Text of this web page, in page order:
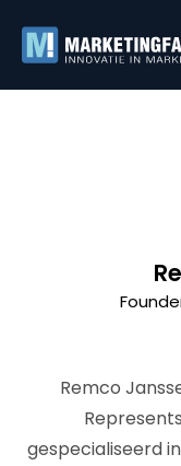
Remco
gespecialiseerd